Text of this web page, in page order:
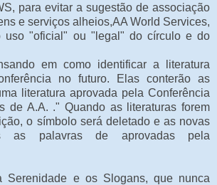
para evitar a sugestão de associação
e serviços alheios,AA World Services,
uso "oficial" ou "legal" do círculo e do
em como identificar a literatura
no futuro. Elas conterão as
literatura aprovada pela Conferência
de A.A. ." Quando as literaturas forem
o símbolo será deletado e as novas
as palavras de aprovadas pela
Serenidade e os Slogans, que nunca